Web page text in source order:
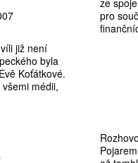
již není
byla
Koťátkové.
médii,
pro
10